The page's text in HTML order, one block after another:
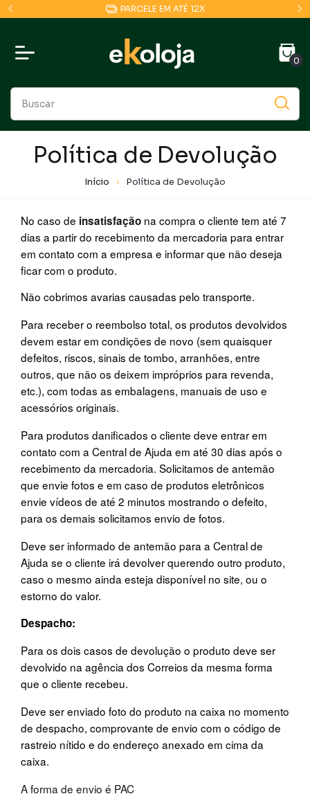
PARCELE EM ATÉ 12X
0
Política de Devolução
Início Política de Devolução
No caso de insatisfação na compra o cliente tem até 7
dias a partir do recebimento da mercadoria para entrar
em contato com a empresa e informar que não deseja
ficar com o produto.
Não cobrimos avarias causadas pelo transporte.
Para receber o reembolso total, os produtos devolvidos
devem estar em condições de novo (sem quaisquer
defeitos, riscos, sinais de tombo, arranhões, entre
outros, que não os deixem impróprios para revenda,
etc.), com todas as embalagens, manuais de uso e
acessórios originais.
Para produtos danificados o cliente deve entrar em
contato com a Central de Ajuda em até 30 dias após o
recebimento da mercadoria. Solicitamos de antemão
que envie fotos e em caso de produtos eletrônicos
envie vídeos de até 2 minutos mostrando o defeito,
para os demais solicitamos envio de fotos.
Deve ser informado de antemão para a Central de
Ajuda se o cliente irá devolver querendo outro produto,
caso o mesmo ainda esteja disponível no site, ou o
estorno do valor.
Despacho:
Para os dois casos de devolução o produto deve ser
devolvido na agência dos Correios da mesma forma
que o cliente recebeu.
Deve ser enviado foto do produto na caixa no momento
de despacho, comprovante de envio com o código de
rastreio nítido e do endereço anexado em cima da
caixa.
A forma de envio é PAC